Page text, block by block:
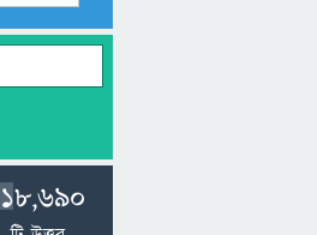
18,690